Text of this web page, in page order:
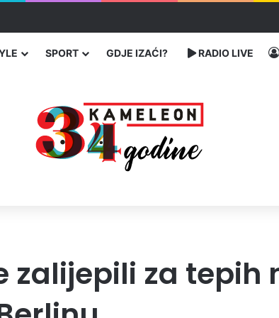
status za Memorijalni centar Srebrenica
SPORT GDJE IZAĆI? RADIO LIVE
zalijepili za tepih